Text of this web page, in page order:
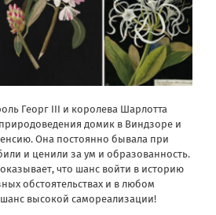
Георг III и королева Шарлотта
домик в Виндзоре и
Она постоянно бывала при
и ценили за ум и образованность.
что шанс войти в историю
обстоятельствах и в любом
шанс высокой самореализации!